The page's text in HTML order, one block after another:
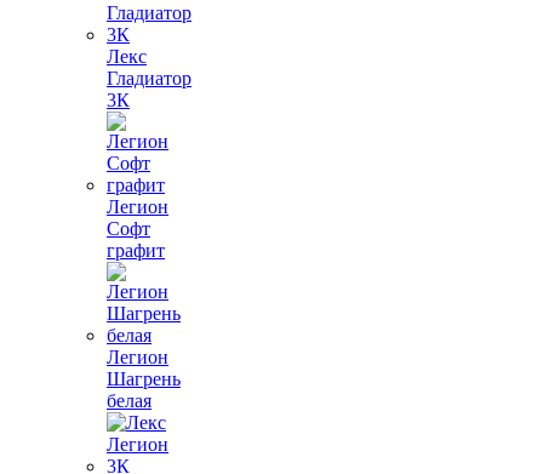
Лекс
Гладиатор
3К
Легион
Софт
графит
Легион
Шагрень
белая